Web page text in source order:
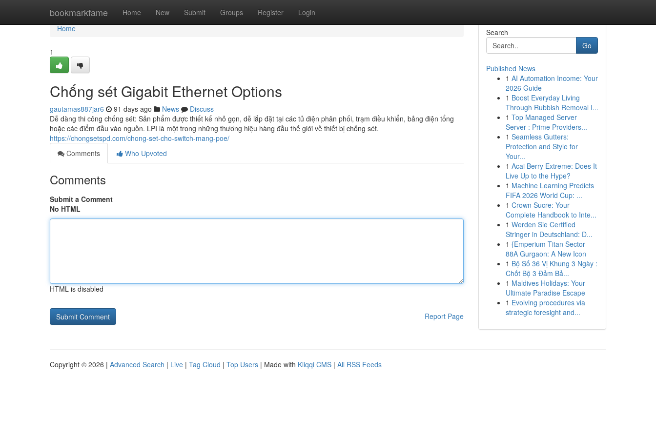
bookmarkfame Home New Submit Groups Register Login
Home
Home
1
Chống sét Gigabit Ethernet Options
gautamas887jar6 91 days ago News
Discuss
Dễ dàng thi công chống sét: Sản phẩm được thiết kế nhỏ gọn, dễ lắp đặt tại các tủ điện phân phối, trạm điều khiển, bảng điện tổng
hoặc các điểm đầu vào nguồn. LPI là một trong những thương hiệu hàng đầu thế giới về thiết bị chống sét.
https://chongsetspd.com/chong-set-cho-switch-mang-poe/
Comments
Who Upvoted
Comments
Submit a Comment
No HTML
HTML is disabled
Report Page
Search
Go
Published News
1 AI Automation Income: Your
2026 Guide
1 Boost Everyday Living
Through Rubbish Removal I...
1 Top Managed Server
Server : Prime Providers...
1 Seamless Gutters:
Protection and Style for
Your...
1 Acai Berry Extreme: Does It
Live Up to the Hype?
1 Machine Learning Predicts
FIFA 2026 World Cup: ...
1 Crown Sucre: Your
Complete Handbook to Inte...
1 Werden Sie Certified
Stringer in Deutschland: D...
1 {Emperium Titan Sector
88A Gurgaon: A New Icon
1 Bộ Số 36 Vị Khung 3 Ngày :
Chốt Bộ 3 Đảm Bả...
1 Maldives Holidays: Your
Ultimate Paradise Escape
1 Evolving procedures via
strategic foresight and...
Copyright © 2026 | Advanced Search | Live | Tag Cloud | Top Users | Made with Kliqqi CMS | All RSS Feeds